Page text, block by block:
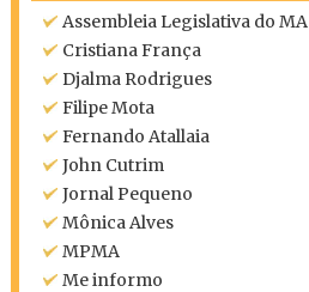
Assembleia Legislativa do MA
Cristiana França
Djalma Rodrigues
Filipe Mota
Fernando Atallaia
John Cutrim
Jornal Pequeno
Mônica Alves
MPMA
Me informo